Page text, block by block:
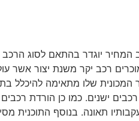
המחיר יוגדר בהתאם לסוג
שלו מתאימה להיכלל
ישנים. כמו כן הורדת
תאונה. בנוסף